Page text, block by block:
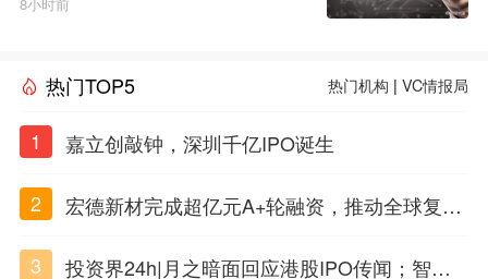
热门TOP5 热门机构 |VC情报局
1 嘉立创敲钟，深圳千亿IPO诞生
2
宏德新材完成超亿元A+轮融资，推动全球复合
3
投资界24h|月之暗面回应港股IPO传闻；智元